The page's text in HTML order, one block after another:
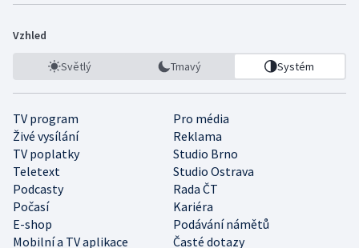
Vzhled
Světlý Tmavý Systém
TV program
Pro média
Živé vysílání
Reklama
TV poplatky
Studio Brno
Teletext
Studio Ostrava
Podcasty
Rada ČT
Počasí
Kariéra
E-shop
Podávání námětů
Mobilní a TV aplikace
Časté dotazy